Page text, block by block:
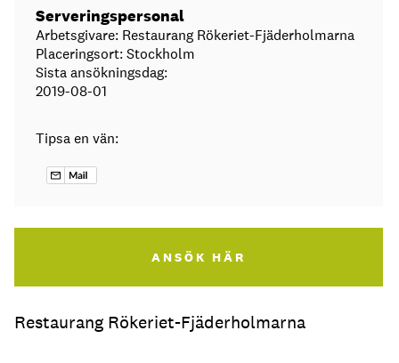
Restaurang Rökeriet-Fjäderholmarna
Serveringspersonal
Arbetsgivare: Restaurang Rökeriet-Fjäderholmarna
Placeringsort: Stockholm
Sista ansökningsdag:
2019-08-01
Tipsa en vän:
ANSÖK HÄR